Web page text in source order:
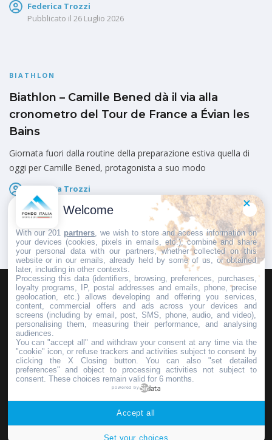
Federica Trozzi
Pubblicato il 26 Luglio 2026
BIATHLON
Biathlon – Camille Bened dà il via alla
cronometro del Tour de France a Évian les
Bains
Giornata fuori dalla routine della preparazione estiva quella di
oggi per Camille Bened, protagonista a suo modo
Federica Trozzi
Pubblicato il
HOMEPAGEREDAZIONEINVIA UN COMUNICATO STAMPA
PUBBLICITÀSCRIVI AL DIRETTORE
Copyright © 2016 - 2025 ASD Fondo Italia - Partita Iva: IT 03855110049
Welcome
With our 201 partners , we wish to store and access information on
your devices (cookies, pixels in emails, etc.), combine and share
your personal data with our partners, whether collected on this
website or in our emails, already held by some of us, or obtained
later, including in other contexts.
Processing this data (identifiers, browsing, preferences, purchases,
loyalty programs, IP, postal addresses and emails, phone, precise
geolocation, etc.) allows developing and offering you services,
content, commercial offers and ads across your devices and
screens (including by email, post, SMS, phone, audio, and video),
personalising them, measuring their performance, and analysing
audiences.
You can "accept all" and withdraw your consent at any time via the
"cookie" icon, or refuse trackers and activities subject to consent by
clicking the X Closing button. You can also "set detailed
preferences" and object to processing activities not subject to
consent. These choices remain valid for 6 months.
powered by
Set your choices
Accept all